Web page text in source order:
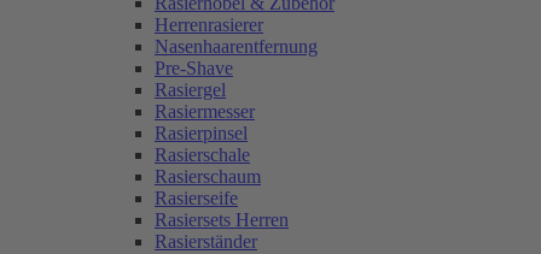
Herrenrasierer
Nasenhaarentfernung
Pre-Shave
Rasiergel
Rasiermesser
Rasierpinsel
Rasierschale
Rasierschaum
Rasierseife
Rasiersets Herren
Rasierständer